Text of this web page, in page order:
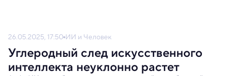
26.05.2025, 17:50 ИИ и Человек
Углеродный след искусственного
интеллекта неуклонно растет